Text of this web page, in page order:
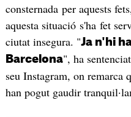
consternada per aquests
aquesta situació s'ha fet
ciutat insegura. "Ja n'hi
Barcelona", ha
seu Instagram, on remarca
han pogut gaudir